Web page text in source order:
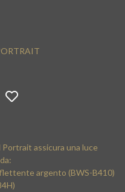
assicura una luce
argento (BWS-B410)